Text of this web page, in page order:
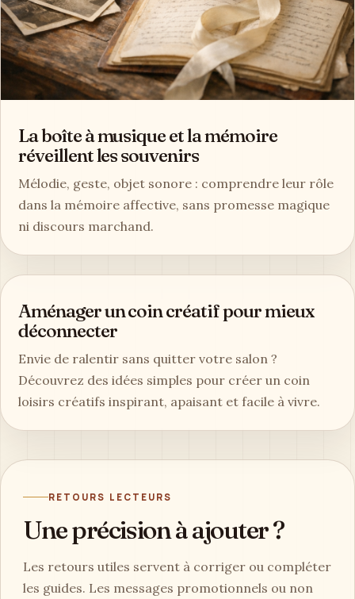
La boîte à musique et la mémoire
réveillent les souvenirs
Mélodie, geste, objet sonore : comprendre leur rôle
dans la mémoire affective, sans promesse magique
ni discours marchand.
Aménager un coin créatif pour mieux
déconnecter
Envie de ralentir sans quitter votre salon ?
Découvrez des idées simples pour créer un coin
loisirs créatifs inspirant, apaisant et facile à vivre.
RETOURS LECTEURS
Une précision à ajouter ?
Les retours utiles servent à corriger ou compléter
les guides. Les messages promotionnels ou non